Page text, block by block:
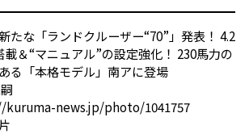
たな「ランドクルーザー“70”」発表！ 4.2
載＆“マニュアル”の設定強化！ 230馬力の
る「本格モデル」南アに登場
kuruma-news.jp/photo/1041757